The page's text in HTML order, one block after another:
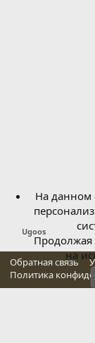
Ugoos
Обратная связь
Политика
На данном
Продолжая
на